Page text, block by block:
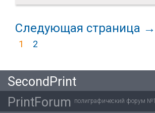
Следующая страница →
1 2
SecondPrint
PrintForum полиграфический форум №1